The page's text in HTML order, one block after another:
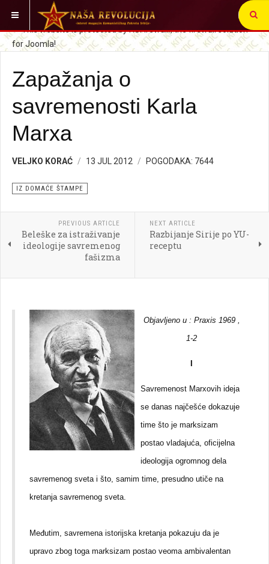
VI STE OVDE: SRBIJA I SVET IZ DOMAĆE ŠTAMPE
Zapažanja o
savremenosti Karla
Marxa
VELJKO KORAĆ 13 JUL 2012 POGODAKA: 7644
IZ DOMAĆE ŠTAMPE
PREVIOUS ARTICLE
Beleške za istraživanje
ideologije savremenog
fašizma
NEXT ARTICLE
Razbijanje Sirije po YU-
receptu
Objavljeno u : Praxis 1969 ,
1-2
Savremenost Marxovih ideja
se danas najčešće dokazuje
time što je marksizam
postao vladajuća, oficijelna
ideologija ogromnog dela
savremenog sveta i što, samim time, presudno utiče na
kretanja savremenog sveta.
Međutim, savremena istorijska kretanja pokazuju da je
upravo zbog toga marksizam postao veoma ambivalentan